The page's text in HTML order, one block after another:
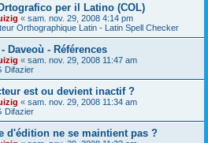
per il Latino (COL)
« sam. nov. 29, 2008 4:14 pm
Orthographique Latin - Latin Spell Checker
Daveoù - Références
« sam. nov. 29, 2008 11:47 am
Difazier
est ou devient inactif ?
« sam. nov. 29, 2008 11:34 am
Difazier
d'édition ne se maintient pas ?